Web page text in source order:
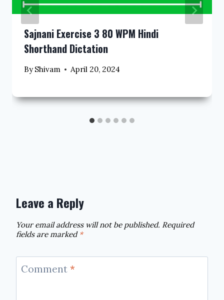
Sajnani Exercise 3 80 WPM Hindi
Shorthand Dictation
By Shivam April 20, 2024
Leave a Reply
Your email address will not be published. Required
fields are marked *
Comment *